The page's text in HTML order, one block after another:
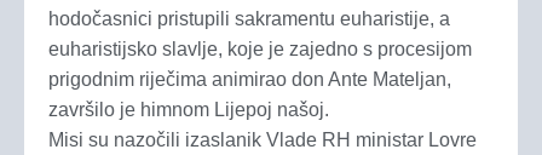
hodočasnici pristupili sakramentu euharistije, a
euharistijsko slavlje, koje je zajedno s procesijom
prigodnim riječima animirao don Ante Mateljan,
završilo je himnom Lijepoj našoj.
Misi su nazočili izaslanik Vlade RH ministar Lovre